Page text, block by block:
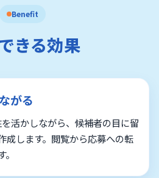
Benefit
きる効果
がる
活かしながら、候補者の目に留
成します。閲覧から応募への転